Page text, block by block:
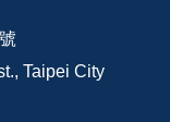
Taipei City